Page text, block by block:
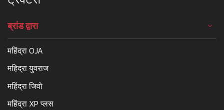
ब्रांड द्वारा
महिंद्रा OJA
महिद्रा युवराज
महिंद्रा जिवो
महिंद्रा XP प्लस